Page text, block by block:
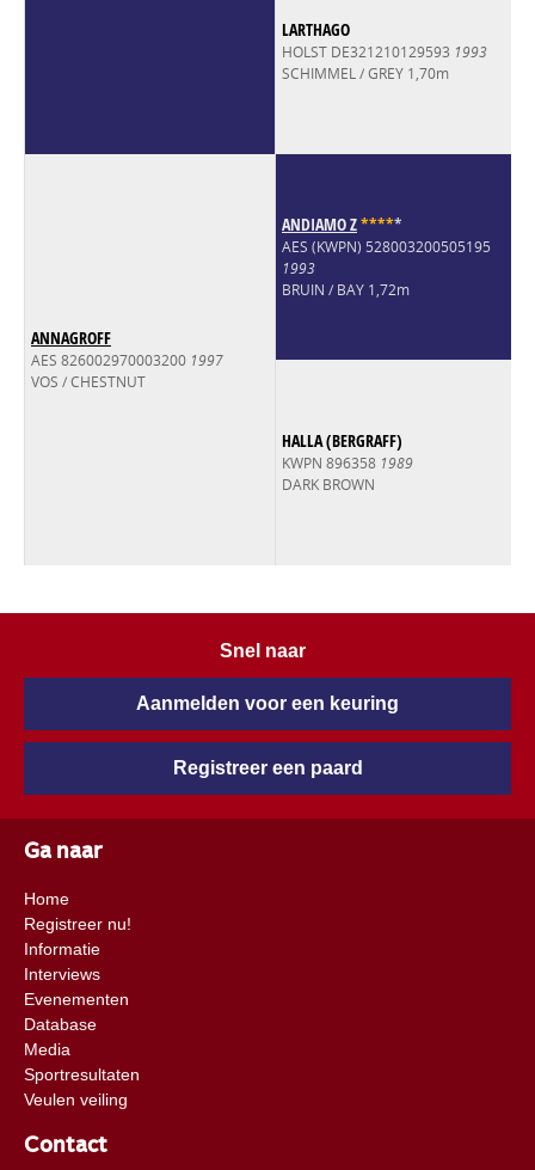
LARTHAGO
HOLST DE321210129593 1993
SCHIMMEL / GREY 1,70m
ANNAGROFF
AES 826002970003200 1997
VOS / CHESTNUT
ANDIAMO Z*****
AES (KWPN) 528003200505195
1993
BRUIN / BAY 1,72m
HALLA (BERGRAFF)
KWPN 896358 1989
DARK BROWN
Snel naar
Aanmelden voor een keuring
Registreer een paard
Ga naar
Home
Registreer nu!
Informatie
Interviews
Evenementen
Database
Media
Sportresultaten
Veulen veiling
Contact